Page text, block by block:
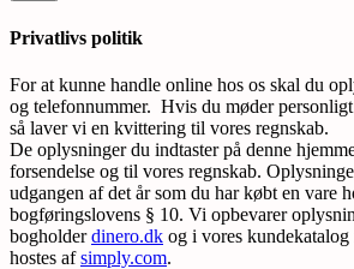
Privatlivs politik
For at kunne handle online hos os skal du
og telefonnummer. Hvis du møder
så laver vi en kvittering til vores regnskab.
De oplysninger du indtaster på denne
forsendelse og til vores regnskab.
udgangen af det år som du har købt en vare
bogføringslovens § 10. Vi opbevarer
bogholderdinero.dk og i vores
hostes afsimply.com.